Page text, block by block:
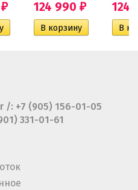
₽ 124 990 ₽ 124
/: +7 (905) 156-01-05
331-01-61